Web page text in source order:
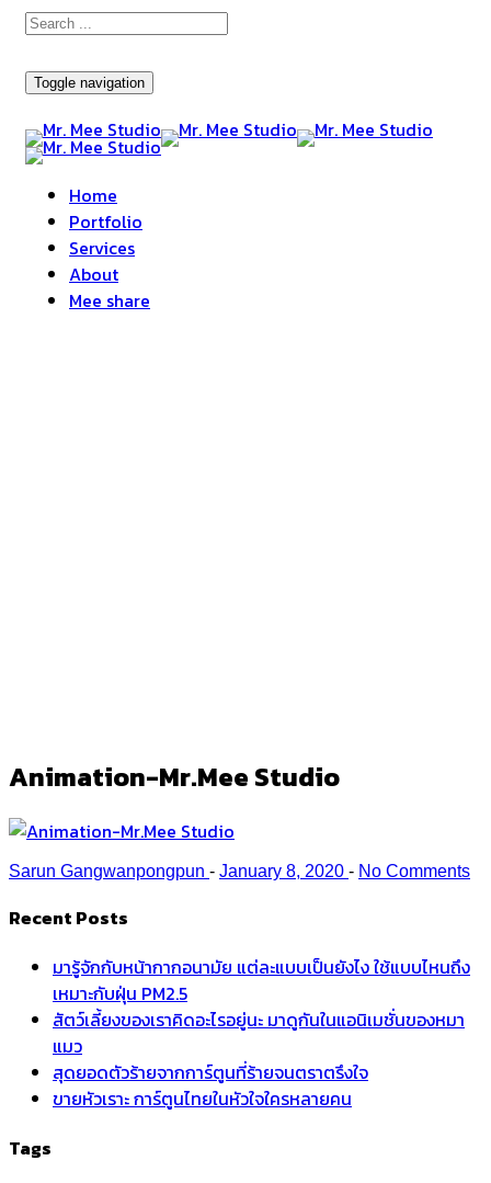
Toggle navigation
Home
Portfolio
Services
About
Mee share
Animation-Mr.Mee Studio
Sarun Gangwanpongpun - January 8, 2020 - No Comments
Recent Posts
มารู้จักกับหน้ากากอนามัย แต่ละแบบเป็นยังไง ใช้แบบไหนถึง
เหมาะกับฝุ่น PM2.5
สัตว์เลี้ยงของเราคิดอะไรอยู่นะ มาดูกันในแอนิเมชั่นของหมา
แมว
สุดยอดตัวร้ายจากการ์ตูนที่ร้ายจนตราตรึงใจ
ขายหัวเราะ การ์ตูนไทยในหัวใจใครหลายคน
Tags